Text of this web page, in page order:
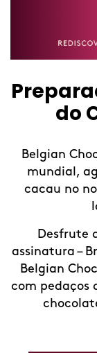
os
- O nosso
chocolate
de
criação
Explosion,
e Vanilla
em
natas e